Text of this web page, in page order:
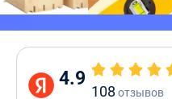
4.9
108 отзывов